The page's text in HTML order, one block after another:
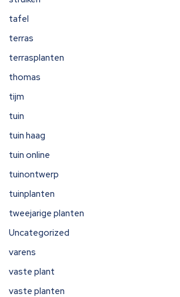
tafel
terras
terrasplanten
thomas
tijm
tuin
tuin haag
tuin online
tuinontwerp
tuinplanten
tweejarige planten
Uncategorized
varens
vaste plant
vaste planten